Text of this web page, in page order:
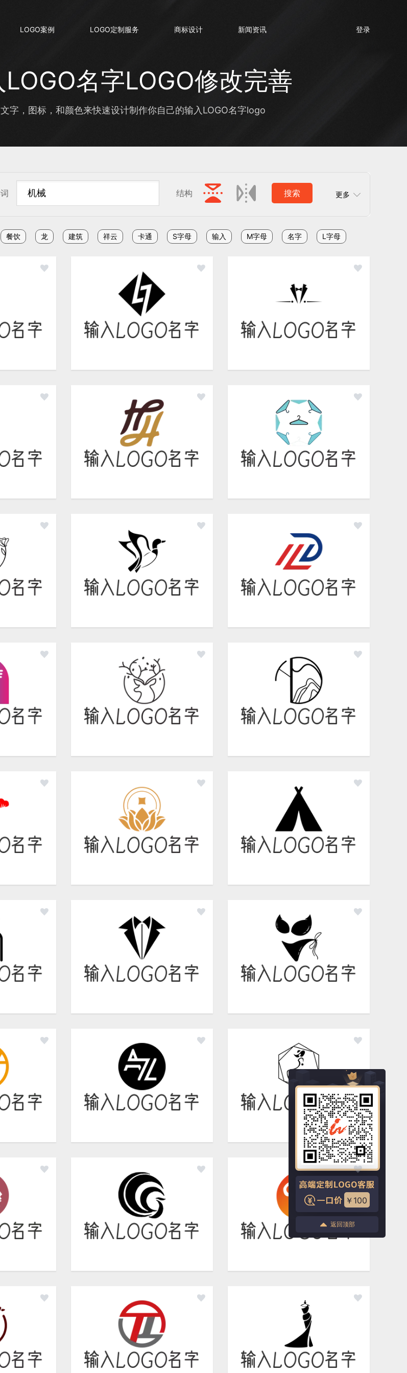
LOGO案例 LOGO定制服务 商标设计 新闻资讯 登录
名字LOGO修改完善
字，图标，和颜色来快速设计制作你自己的输入LOGO名字logo
结构 搜索 更多
餐饮 龙 建筑 祥云 卡通 S字母 输入 M字母 名字 L字母
￥100
返回顶部